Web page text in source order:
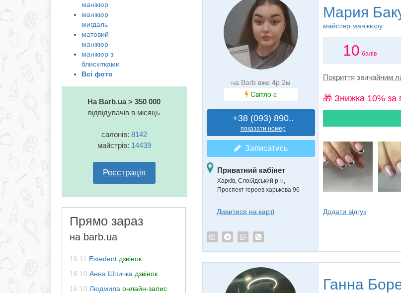
манікюр
манікюр
мигдаль
матовий
манікюр
манікюр з
блискітками
Всі фото
На Barb.ua > 350 000
відвідувачів в місяць
салонів: 8142
майстрів: 14439
Реєстрація
Прямо зараз
на barb.ua
16:11 Estedent дзвінок
16:10 Анна Шпичка дзвінок
16:10 Людмила онлайн-запис
на Barb вже 4р 2м
Світло є
+38 (093) 890..
показати номер
Записатись
Приватний кабінет
Харків, Слобідський р-н,
Проспект героев харькова 96
Дивитися на карті
Мария
майстер манікюру
10 балів
Покриття звичайним
🎁 Знижка 10% за
Додати відгук
Ганна